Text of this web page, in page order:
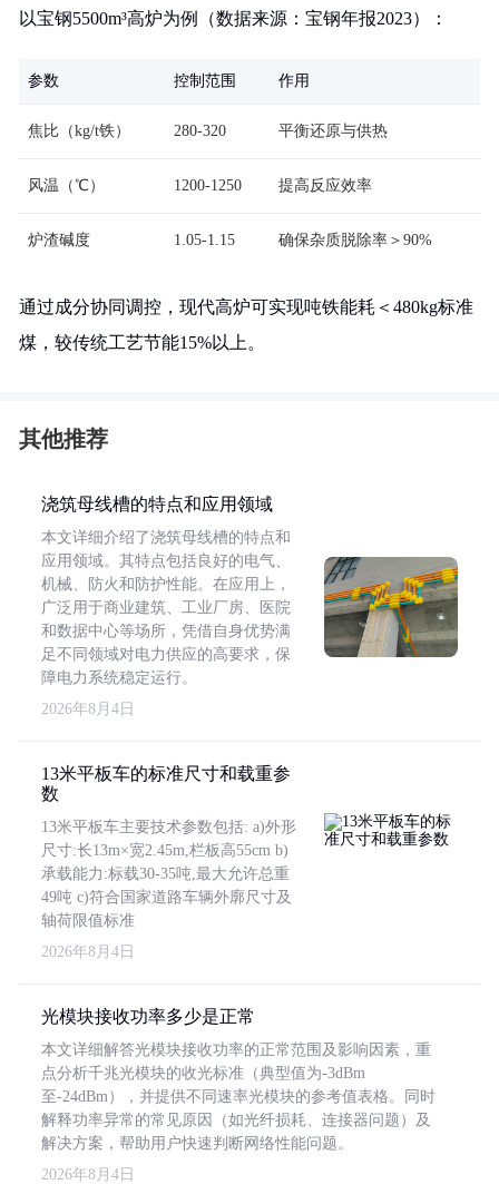
以宝钢5500m³高炉为例（数据来源：宝钢年报2023）：
参数 控制范围 作用
焦比（kg/t铁） 280-320 平衡还原与供热
风温（℃） 1200-1250 提高反应效率
炉渣碱度 1.05-1.15 确保杂质脱除率＞90%
通过成分协同调控，现代高炉可实现吨铁能耗＜480kg标准
煤，较传统工艺节能15%以上。
其他推荐
浇筑母线槽的特点和应用领域
本文详细介绍了浇筑母线槽的特点和
应用领域。其特点包括良好的电气、
机械、防火和防护性能。在应用上，
广泛用于商业建筑、工业厂房、医院
和数据中心等场所，凭借自身优势满
足不同领域对电力供应的高要求，保
障电力系统稳定运行。
2026年8月4日
13米平板车的标准尺寸和载重参
数
13米平板车主要技术参数包括: a)外形
尺寸:长13m×宽2.45m,栏板高55cm b)
承载能力:标载30-35吨,最大允许总重
49吨 c)符合国家道路车辆外廓尺寸及
轴荷限值标准
2026年8月4日
光模块接收功率多少是正常
本文详细解答光模块接收功率的正常范围及影响因素，重
点分析千兆光模块的收光标准（典型值为-3dBm
至-24dBm），并提供不同速率光模块的参考值表格。同时
解释功率异常的常见原因（如光纤损耗、连接器问题）及
解决方案，帮助用户快速判断网络性能问题。
2026年8月4日